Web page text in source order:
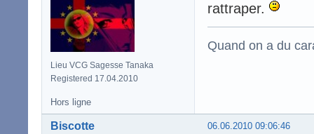
Lieu VCG Sagesse Tanaka
Registered 17.04.2010
rattraper.
Quand on a du
Hors ligne
06.06.2010 09:06:46
Biscotte